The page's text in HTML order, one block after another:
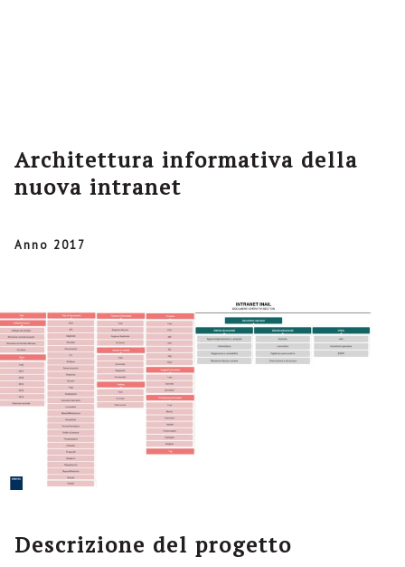
Architettura informativa della
nuova intranet
Anno 2017
Descrizione del progetto